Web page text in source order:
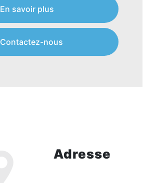
En savoir plus
Contactez-nous
Adresse